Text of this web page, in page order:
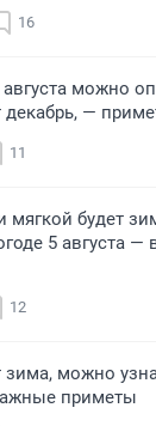
16
можно
декабрь, —
11
мягкой будет
5 августа
12
зима, можно
приметы